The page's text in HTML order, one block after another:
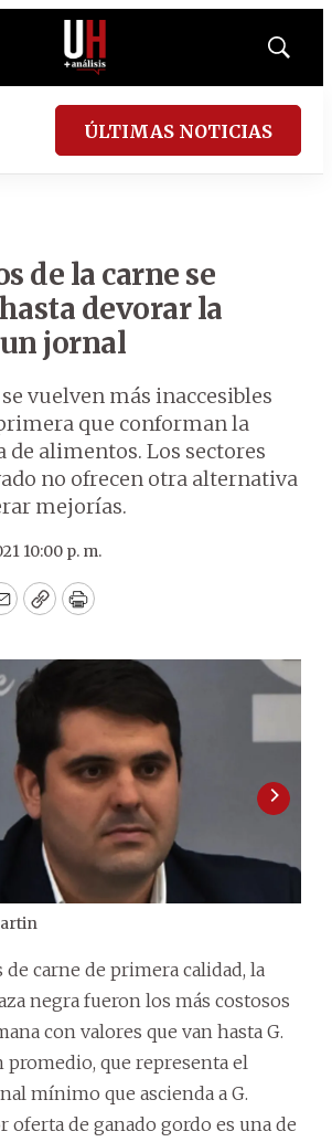
Mostrar
ÚLTIMAS NOTICIAS
de la carne se
devorar la
jornal
vuelven más inaccesibles
que conforman la
de alimentos. Los sectores
no ofrecen otra alternativa
mejorías.
10:00 p. m.
EmailCopyPrint
carne de primera calidad, la
negra fueron los más costosos
con valores que van hasta G.
promedio, que representa el
mínimo que ascienda a G.
oferta de ganado gordo es una de